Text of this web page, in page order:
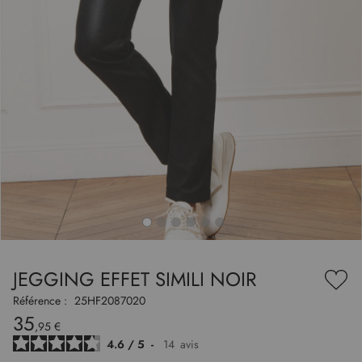
JEGGING EFFET SIMILI NOIR
à
Référence : 25HF2087020
35,95 €
4.6 / 5 - 14 avis